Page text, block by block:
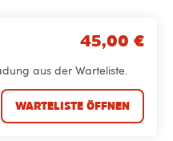
45,00 €
aus der Warteliste.
WARTELISTE ÖFFNEN